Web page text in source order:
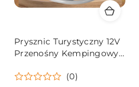
Prysznic Turystyczny 12V
Przenośny Kempingowy
Pokrowcem (0)